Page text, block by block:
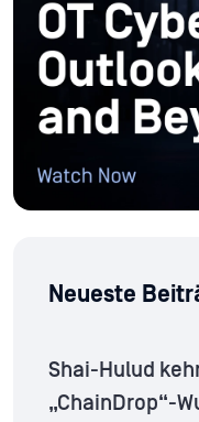
Neueste
Shai-Hulud
„ChainDrop“-